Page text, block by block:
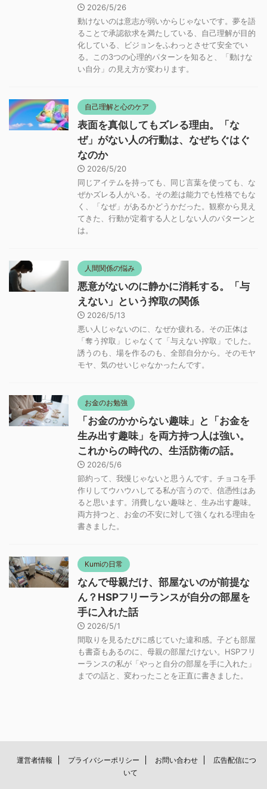
2026/5/26
動けないのは意志が弱いからじゃないです。夢を語
ることで承認欲求を満たしている、自己理解が目的
化している、ビジョンをふわっとさせて安全でい
る。この3つの心理的パターンを知ると、「動けな
い自分」の見え方が変わります。
自己理解と心のケア
表面を真似してもズレる理由。「な
ぜ」がない人の行動は、なぜちぐはぐ
なのか
2026/5/20
同じアイテムを持っても、同じ言葉を使っても、な
ぜかズレる人がいる。その差は能力でも性格でもな
く、「なぜ」があるかどうかだった。観察から見え
てきた、行動が定着する人としない人のパターンと
は。
人間関係の悩み
悪意がないのに静かに消耗する。「与
えない」という搾取の関係
2026/5/13
悪い人じゃないのに、なぜか疲れる。その正体は
「奪う搾取」じゃなくて「与えない搾取」でした。
誘うのも、場を作るのも、全部自分から。そのモヤ
モヤ、気のせいじゃなかったんです。
お金のお勉強
「お金のかからない趣味」と「お金を
生み出す趣味」を両方持つ人は強い。
これからの時代の、生活防衛の話。
2026/5/6
節約って、我慢じゃないと思うんです。チョコを手
作りしてウハウハしてる私が言うので、信憑性はあ
ると思います。消費しない趣味と、生み出す趣味。
両方持つと、お金の不安に対して強くなれる理由を
書きました。
Kumiの日常
なんで母親だけ、部屋ないのが前提な
ん？HSPフリーランスが自分の部屋を
手に入れた話
2026/5/1
間取りを見るたびに感じていた違和感。子ども部屋
も書斎もあるのに、母親の部屋だけない。HSPフリ
ーランスの私が「やっと自分の部屋を手に入れた」
までの話と、変わったことを正直に書きました。
運営者情報 プライバシーポリシー お問い合わせ
広告配信につ
いて